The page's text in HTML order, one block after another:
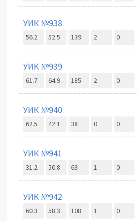
УИК №938
56.2 52.5 139 2 0
УИК №939
61.7 64.9 185 2 0
УИК №940
62.5 42.1 38 0 0
УИК №941
31.2 50.8 63 1 0
УИК №942
60.3 58.3 108 1 0